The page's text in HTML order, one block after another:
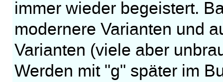
immer wieder begeistert.
modernere Varianten und
Varianten (viele aber
Werden mit "g" später im